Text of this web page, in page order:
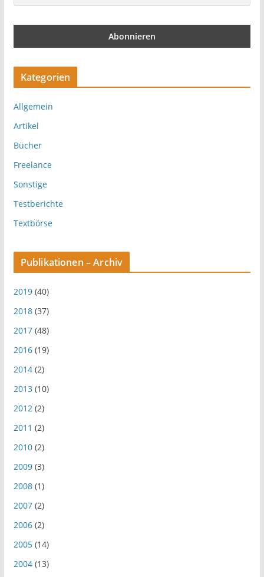
Kategorien
Allgemein
Artikel
Bücher
Freelance
Sonstige
Testberichte
Textbörse
Publikationen – Archiv
2019(40)
2018(37)
2017(48)
2016(19)
2014(2)
2013(10)
2012(2)
2011 (2)
2010(2)
2009(3)
2008(1)
2007(2)
2006(2)
2005(14)
2004(13)